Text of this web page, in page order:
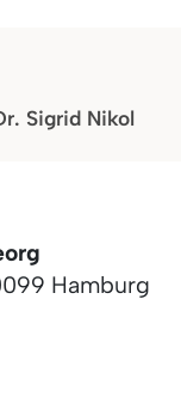
Sigrid Nikol
Hamburg